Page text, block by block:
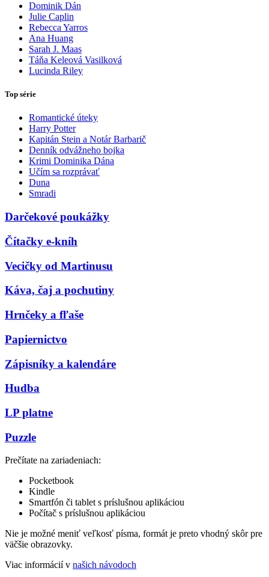
Dominik Dán
Julie Caplin
Rebecca Yarros
Ana Huang
Sarah J. Maas
Táňa Keleová Vasilková
Lucinda Riley
Top série
Romantické úteky
Harry Potter
Kapitán Stein a Notár Barbarič
Denník odvážneho bojka
Krimi Dominika Dána
Učím sa rozprávať
Duna
Smradi
Darčekové poukážky
Čítačky e-kníh
Vecičky od Martinusu
Káva, čaj a pochutiny
Hrnčeky a fľaše
Papiernictvo
Zápisníky a kalendáre
Hudba
LP platne
Puzzle
Prečítate na zariadeniach:
Pocketbook
Kindle
Smartfón či tablet s príslušnou aplikáciou
Počítač s príslušnou aplikáciou
Nie je možné meniť veľkosť písma, formát je preto vhodný skôr pre
väčšie obrazovky.
Viac informácií v našich návodoch